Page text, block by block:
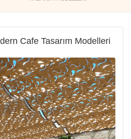
Cafe Tasarım Modelleri